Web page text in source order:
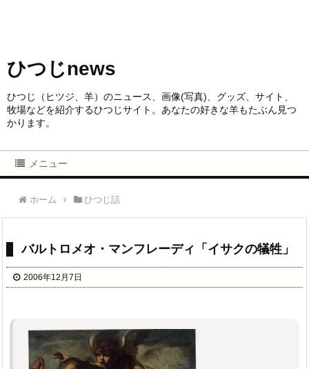
ひつじnews
ひつじ（ヒツジ、羊）のニュース、画像(写真)、グッズ、サイト、
牧場などを紹介するひつじサイト。あなたの好きな羊もたぶん見つ
かります。
メニュー
ホーム ひつじ話
バルトロメオ・マンフレーディ「イサクの犠牲」
2006年12月7日